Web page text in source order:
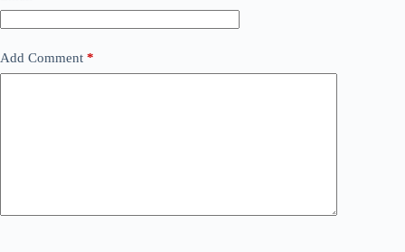
Add Comment *